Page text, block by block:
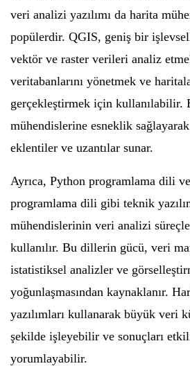
veri analizi yazılımı da harita
popülerdir. QGIS, geniş bir
vektör ve raster verileri analiz
veritabanlarını yönetmek ve
gerçekleştirmek için kullanılabilir.
mühendislerine esneklik
eklentiler ve uzantılar sunar.
Ayrıca, Python programlama dili
programlama dili gibi teknik
mühendislerinin veri analizi
kullanılır. Bu dillerin gücü, veri
istatistiksel analizler ve
yoğunlaşmasından kaynaklanır.
yazılımları kullanarak büyük veri
şekilde işleyebilir ve sonuçları
yorumlayabilir.